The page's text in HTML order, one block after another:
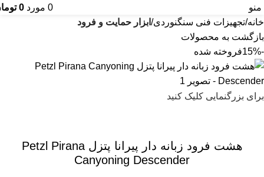
منو 0 مورد 0
خانه تجهیزات فنی سنگنوردی ابزار حمایت و فرود
بازگشت به محصولات
-15%
فروخته شده
برای بزرگنمایی کلیک کنید
هشت فرود زبانه دار پیرانا پتزل Petzl Pirana
Canyoning Descender